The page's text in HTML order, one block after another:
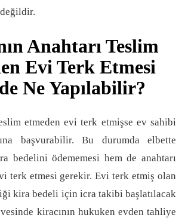
Anahtarı Teslim
Evi Terk Etmesi
Ne Yapılabilir?
etmeden evi terk etmişse ev sahibi
başvurabilir. Bu durumda elbette
bedelini ödememesi hem de anahtarı
terk etmesi gerekir. Evi terk etmiş olan
kira bedeli için icra takibi başlatılacak
kiracının hukuken evden tahliye